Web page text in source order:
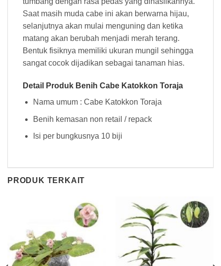
Saat masih muda cabe ini akan berwarna hijau,
selanjutnya akan mulai menguning dan ketika
matang akan berubah menjadi merah terang.
Bentuk fisiknya memiliki ukuran mungil sehingga
sangat cocok dijadikan sebagai tanaman hias.
Detail Produk Benih Cabe Katokkon Toraja
Nama umum : Cabe Katokkon Toraja
Benih kemasan non retail / repack
Isi per bungkusnya 10 biji
PRODUK TERKAIT